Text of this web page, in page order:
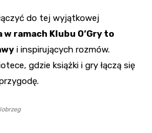
do tej wyjątkowej
ramach Klubu O’Gry to
i inspirujących rozmów.
gdzie książki i gry łączą się